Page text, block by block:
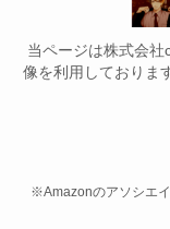
当ページは株式会社
像を利用しておりま
※Amazonのアソシエ